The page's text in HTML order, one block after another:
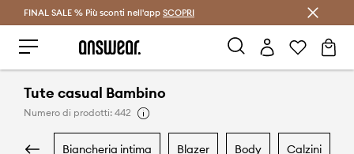
Risparmia con Answear Club >
FINAL SALE % Più sconti nell'app SCOPRI
Tute casual Bambino
Numero di prodotti: 442
biancheria intima blazer body calzini